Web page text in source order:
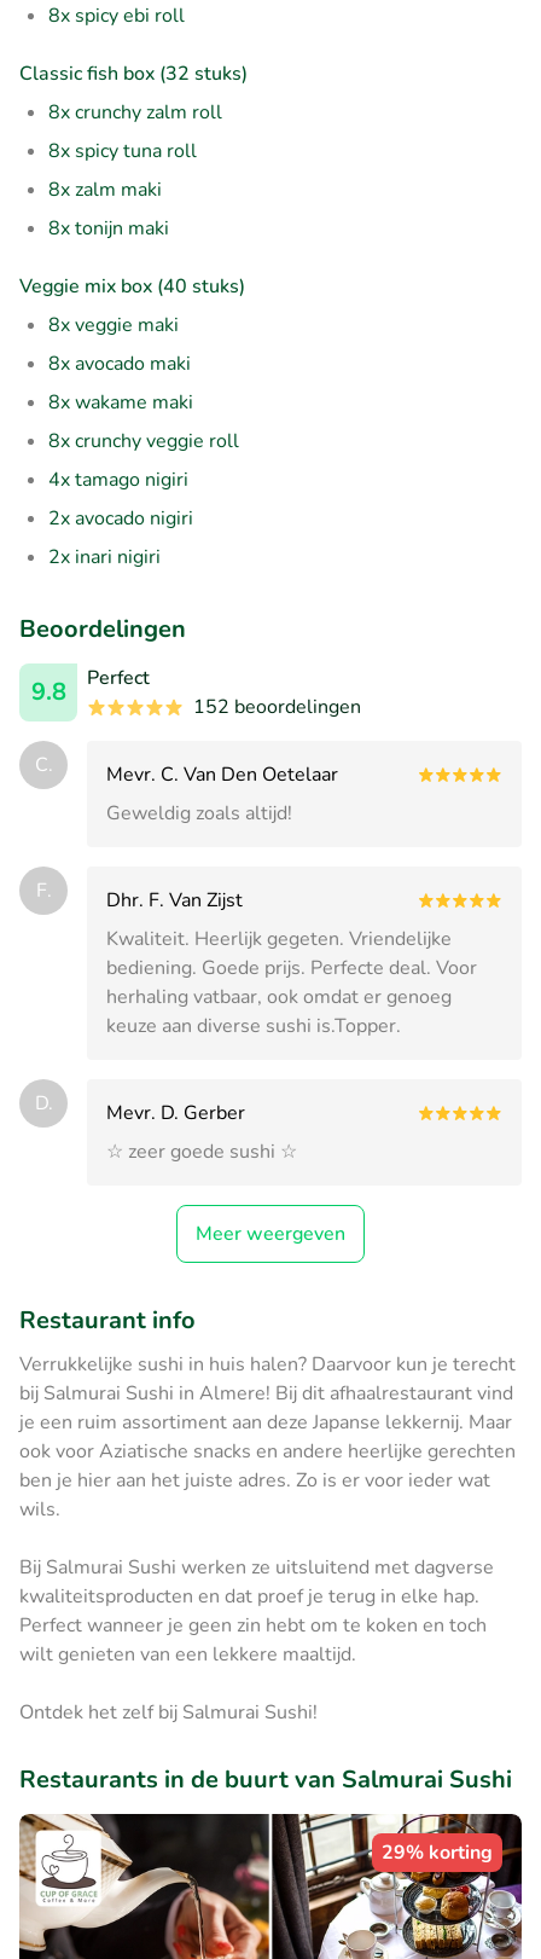
8x spicy ebi roll
Classic fish box (32 stuks)
8x crunchy zalm roll
8x spicy tuna roll
8x zalm maki
8x tonijn maki
Veggie mix box (40 stuks)
8x veggie maki
8x avocado maki
8x wakame maki
8x crunchy veggie roll
4x tamago nigiri
2x avocado nigiri
2x inari nigiri
Beoordelingen
9.8
Perfect
152 beoordelingen
C.
Mevr. C. Van Den Oetelaar
Geweldig zoals altijd!
F.
Dhr. F. Van Zijst
Kwaliteit. Heerlijk gegeten. Vriendelijke
bediening. Goede prijs. Perfecte deal. Voor
herhaling vatbaar, ook omdat er genoeg
keuze aan diverse sushi is.Topper.
D.
Mevr. D. Gerber
☆ zeer goede sushi ☆
Meer weergeven
Restaurant info
Verrukkelijke sushi in huis halen? Daarvoor kun je terecht
bij Salmurai Sushi in Almere! Bij dit afhaalrestaurant vind
je een ruim assortiment aan deze Japanse lekkernij. Maar
ook voor Aziatische snacks en andere heerlijke gerechten
ben je hier aan het juiste adres. Zo is er voor ieder wat
wils.
Bij Salmurai Sushi werken ze uitsluitend met dagverse
kwaliteitsproducten en dat proef je terug in elke hap.
Perfect wanneer je geen zin hebt om te koken en toch
wilt genieten van een lekkere maaltijd.
Ontdek het zelf bij Salmurai Sushi!
Restaurants in de buurt van Salmurai Sushi
29% korting